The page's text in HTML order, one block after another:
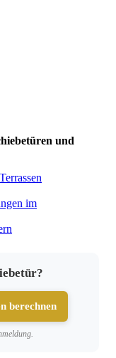
und
im
berechnen